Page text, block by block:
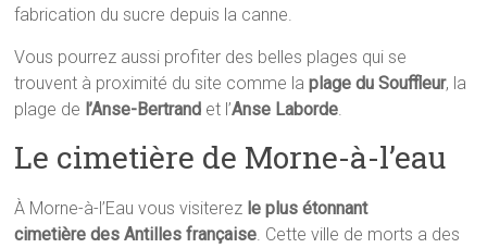
fabrication du sucre depuis la canne.
Vous pourrez aussi profiter des belles plages qui se
trouvent à proximité du site comme laplage du Souffleur, la
plage de l’Anse-Bertrand et l’Anse Laborde
Le cimetière de Morne-à-l’eau
À Morne-à-l’Eau vous visiterez le plus étonnant
cimetière des Antilles française . Cette ville de morts a des